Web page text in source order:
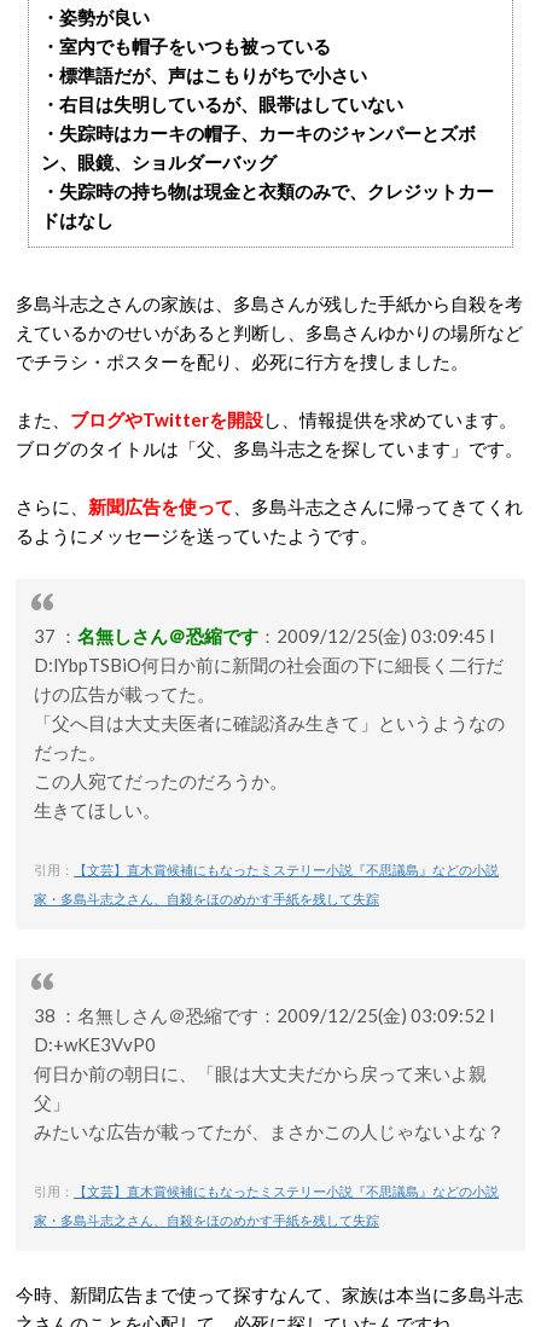
・姿勢が良い
・室内でも帽子をいつも被っている
・標準語だが、声はこもりがちで小さい
・右目は失明しているが、眼帯はしていない
・失踪時はカーキの帽子、カーキのジャンパーとズボ
ン、眼鏡、ショルダーバッグ
・失踪時の持ち物は現金と衣類のみで、クレジットカー
ドはなし
多島斗志之さんの家族は、多島さんが残した手紙から自殺を考
えているかのせいがあると判断し、多島さんゆかりの場所など
でチラシ・ポスターを配り、必死に行方を捜しました。
また、 ブログやTwitterを開設し、情報提供を求めています。
ブログのタイトルは「父、多島斗志之を探しています」です。
さらに、 新聞広告を使って 、多島斗志之さんに帰ってきてくれ
るようにメッセージを送っていたようです。
37 ： 名無しさん＠恐縮です ：2009/12/25(金) 03:09:45 I
D:lYbpTSBiO何日か前に新聞の社会面の下に細長く二行だ
けの広告が載ってた。
「父へ目は大丈夫医者に確認済み生きて」というようなの
だった。
この人宛てだったのだろうか。
生きてほしい。
引用：
【文芸】直木賞候補にもなったミステリー小説『不思議島』などの小説
家・多島斗志之さん、自殺をほのめかす手紙を残して失踪
38 ：名無しさん＠恐縮です：2009/12/25(金) 03:09:52 I
D:+wKE3VvP0
何日か前の朝日に、「眼は大丈夫だから戻って来いよ親
父」
みたいな広告が載ってたが、まさかこの人じゃないよな？
引用：
【文芸】直木賞候補にもなったミステリー小説『不思議島』などの小説
家・多島斗志之さん、自殺をほのめかす手紙を残して失踪
今時、新聞広告まで使って探すなんて、家族は本当に多島斗志